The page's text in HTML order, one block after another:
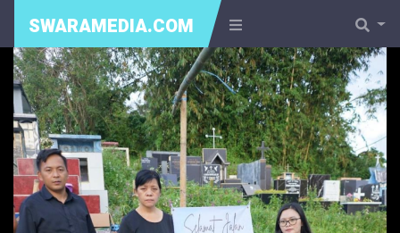
SWARAMEDIA.COM